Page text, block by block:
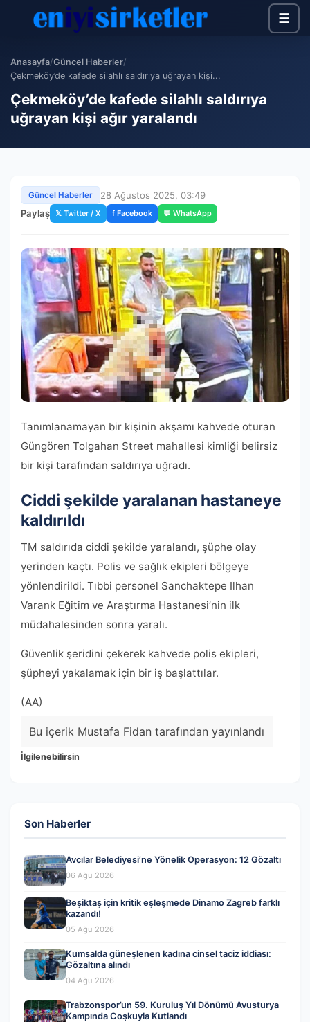
☰
Anasayfa/Güncel Haberler/
Çekmeköy’de kafede silahlı saldırıya uğrayan kişi...
Çekmeköy’de kafede silahlı saldırıya
uğrayan kişi ağır yaralandı
Güncel Haberler
28 Ağustos 2025, 03:49
Paylaş 𝕏 Twitter / X f Facebook 💬 WhatsApp
Tanımlanamayan bir kişinin akşamı kahvede oturan
Güngören Tolgahan Street mahallesi kimliği belirsiz
bir kişi tarafından saldırıya uğradı.
Ciddi şekilde yaralanan hastaneye
kaldırıldı
TM saldırıda ciddi şekilde yaralandı, şüphe olay
yerinden kaçtı. Polis ve sağlık ekipleri bölgeye
yönlendirildi. Tıbbi personel Sanchaktepe Ilhan
Varank Eğitim ve Araştırma Hastanesi’nin ilk
müdahalesinden sonra yaralı.
Güvenlik şeridini çekerek kahvede polis ekipleri,
şüpheyi yakalamak için bir iş başlattılar.
(AA)
Bu içerik Mustafa Fidan tarafından yayınlandı
İlgilenebilirsin
Son Haberler
Avcılar Belediyesi’ne Yönelik Operasyon: 12 Gözaltı
06 Ağu 2026
Beşiktaş için kritik eşleşmede Dinamo Zagreb farklı
kazandı!
05 Ağu 2026
Kumsalda güneşlenen kadına cinsel taciz iddiası:
Gözaltına alındı
04 Ağu 2026
Trabzonspor’un 59. Kuruluş Yıl Dönümü Avusturya
Kampında Coşkuyla Kutlandı